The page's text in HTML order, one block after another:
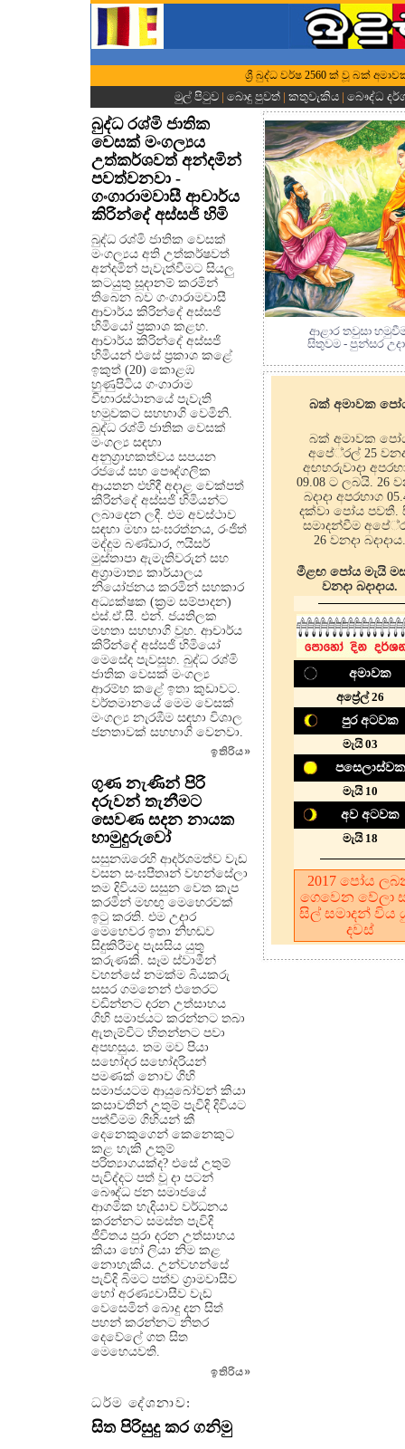
ශ්‍රී බුද්ධ වර්ෂ 2560 ක් වූ බක්
මුල් පිටුව | බොදු පුවත්| කතුවැකිය| බෞද්ධ
බුද්ධ රශ්මි ජාතික
වෙසක් මංගල්‍යය
උත්කර්ශවත් අන්දමින්
පවත්වනවා -
ගංගාරාමවාසී ආචාර්ය
කිරින්දේ අස්සජි හිමි
බුද්ධ රශ්මි ජාතික වෙසක්
මංගල්‍යය අති උත්කර්ෂවත්
අන්දමින් පැවැත්වීමට සියලු
කටයුතු සූදානම් කරමින්
තිබෙන බව ගංගාරාමවාසී
ආචාර්ය කිරින්දේ අස්සජි
හිමියෝ ප්‍රකාශ කළහ.
ආචාර්ය කිරින්දේ අස්සජි
හිමියන් එසේ ප්‍රකාශ කළේ
ඉකුත් (20) කොළඹ
හුණුපිටිය ගංගාරාම
විහාරස්ථානයේ පැවැති
හමුවකට සහභාගි වෙමිනි.
බුද්ධ රශ්මි ජාතික වෙසක්
මංගල්‍ය සඳහා
අනුග්‍රාහකත්වය සපයන
රජයේ සහ පෞද්ගලික
ආයතන එහිදී අදාළ චෙක්පත්
කිරින්දේ අස්සජි හිමියන්ට
ලබාදෙන ලදී. එම අවස්ථාව
සඳහා මහා සංඝරත්නය, රංජිත්
මද්දුම බණ්ඩාර, ෆයිසර්
මුස්තාපා ඇමැතිවරුන් සහ
අග්‍රාමාත්‍ය කාර්යාලය
නියෝජනය කරමින් සහකාර
අධ්‍යක්ෂක (ක්‍රම සම්පාදන)
එස්.ඒ.සී. එන්. ජයතිලක
මහතා සහභාගි වූහ. ආචාර්ය
කිරින්දේ අස්සජි හිමියෝ
මෙසේද පැවසූහ. බුද්ධ රශ්මි
ජාතික වෙසක් මංගල්‍ය
ආරම්භ කළේ ඉතා කුඩාවට.
වර්තමානයේ මෙම වෙසක්
මංගල්‍ය නැරඹීම සඳහා විශාල
ජනතාවක් සහභාගි වෙනවා.
ඉතිරිය»
ගුණ නැණින් පිරි
දරුවන් තැනීමට
සෙවණ සදන නායක
හාමුදුරුවෝ
සසුනඹරෙහි ආදර්ශමත්ව වැඩ
වසන සංඝපීතෘන් වහන්සේලා
තම දිවියම සසුන වෙත කැප
කරමින් මහඟු මෙහෙරවක්
ඉටු කරති. එම උදාර
මෙහෙවර ඉතා නිහඬව
සිදුකිරීමද පැසසිය යුතු
කරුණකි. සෑම ස්වාමීන්
වහන්සේ නමක්ම බියකරු
සසර ගමනෙන් එතෙරට
වඩින්නට දරන උත්සාහය
ගිහි සමාජයට කරන්නට තබා
ඇතැම්විට හිතන්නට පවා
අපහසුය. තම මව පියා
සහෝදර සහෝදරියන්
පමණක් නොව ගිහි
සමාජයටම ආයුබෝවන් කියා
කසාවතින් උතුම් පැවිදි දිවියට
පත්වීමම ගිහියන් කී
දෙනෙකුගෙන් කෙනෙකුට
කළ හැකි උතුම්
පරිත්‍යාගයක්ද? එසේ උතුම්
පැවිද්දට පත් වූ දා පටන්
බෞද්ධ ජන සමාජයේ
ආගමික හැදියාව වර්ධනය
කරන්නට සමස්ත පැවිදි
ජීවිතය පුරා දරන උත්සාහය
කියා හෝ ලියා නිම කළ
නොහැකිය. උන්වහන්සේ
පැවිදි බිමට පත්ව ග්‍රාමවාසීව
හෝ අරණ්‍යවාසීව වැඩ
වෙසෙමින් බොදු දන සිත්
පහන් කරන්නට නිතර
දෙවේලේ ගත සිත
මෙහෙයවති.
ඉතිරිය»
ධර්ම දේශනාව:
සිත පිරිසුදු කර ගනිමු
ආළාර තවුසා
සිතුවම - පුන්සර
බක් අමාවක
බක් අමාවක
අපේ‍්‍රල් 25
අඟහරුවාදා
09.08 ට ලබයි. 26
බදාදා අපරභාග
දක්වා පෝය පවතී.
සමාදන්වීම
26 වනදා බදාදාය.
මීළඟ පෝය මැයි මස
වනදා බදාදාය.
අමාවක
අප්‍රේල් 26
පුර අටවක
මැයි 03
පසෙලාස්වක
මැයි 10
අව අටවක
මැයි 18
2017 පෝය
ගෙවෙන වේලා
සිල් සමාදන් විය
දවස්